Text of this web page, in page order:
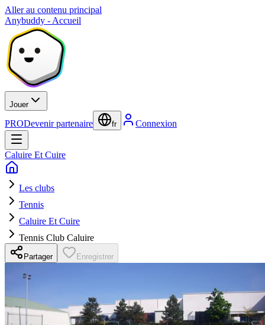
Aller au contenu principal
Anybuddy - Accueil
Jouer
PRODevenir partenaire fr Connexion
Caluire Et Cuire
Les clubs
Tennis
Caluire Et Cuire
Tennis Club Caluire
Partager Enregistrer